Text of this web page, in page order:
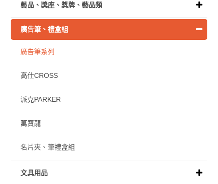
藝品、獎座、獎牌、藝品類
廣告筆、禮盒組
廣告筆系列
高仕CROSS
派克PARKER
萬寶龍
名片夾、筆禮盒組
文具用品